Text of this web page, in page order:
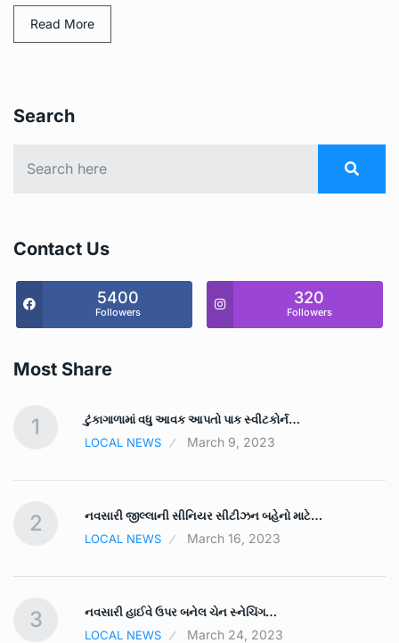
Read More
Search
Contact Us
5400
Followers
320
Followers
Most Share
1
ટુંકાગાળામાં વધુ આવક આપતો પાક સ્‍વીટકોર્ન…
LOCAL NEWS
March 9, 2023
2
નવસારી જીલ્લાની સીનિયર સીટીઝન બહેનો માટે…
LOCAL NEWS
March 16, 2023
3
નવસારી હાઈવે ઉપર બનેલ ચેન સ્નેચિંગ…
LOCAL NEWS
March 24, 2023